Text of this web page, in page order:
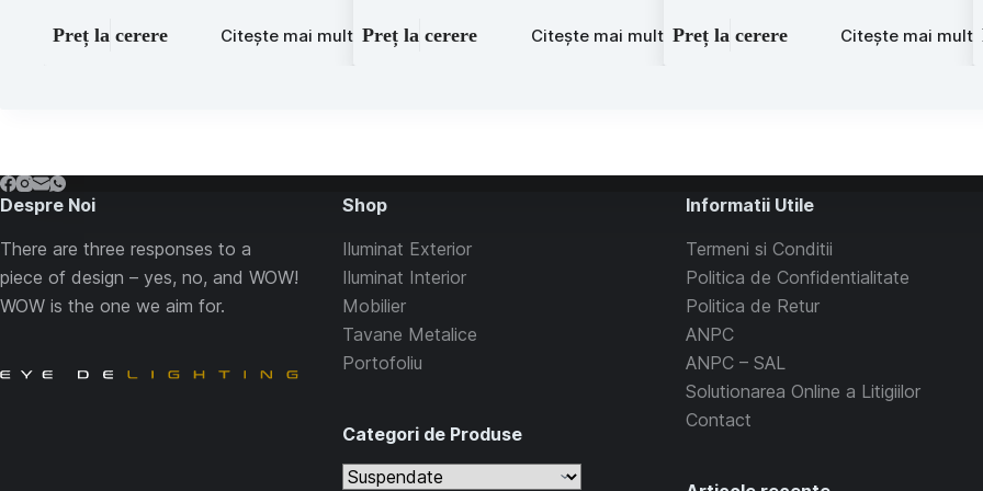
Preț la cerere Citește mai mult Preț la cerere Citește mai mult Preț la cerere Citește mai mult
Despre Noi
There are three responses to a
piece of design – yes, no, and WOW!
WOW is the one we aim for.
Shop
Iluminat Exterior
Iluminat Interior
Mobilier
Tavane Metalice
Portofoliu
Categori de Produse
Informatii Utile
Termeni si Conditii
Politica de Confidentialitate
Politica de Retur
ANPC
ANPC – SAL
Solutionarea Online a Litigiilor
Contact